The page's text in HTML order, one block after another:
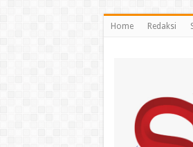
Home Redaksi